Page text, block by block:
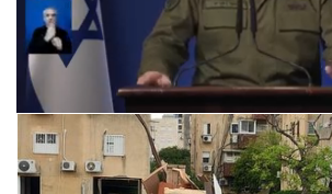
Следующее видео через 5